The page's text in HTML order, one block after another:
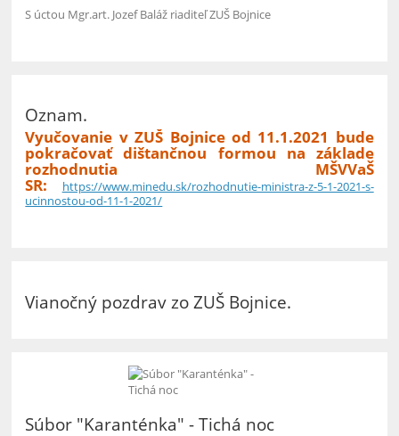
S úctou Mgr.art. Jozef Baláž riaditeľ ZUŠ Bojnice
Oznam.
Vyučovanie v ZUŠ Bojnice od 11.1.2021 bude
pokračovať dištančnou formou na základe
rozhodnutia MŠVVaŠ
SR:
https://www.minedu.sk/rozhodnutie-ministra-z-5-1-2021-s-
ucinnostou-od-11-1-2021/
Vianočný pozdrav zo ZUŠ Bojnice.
Súbor "Karanténka" - Tichá noc